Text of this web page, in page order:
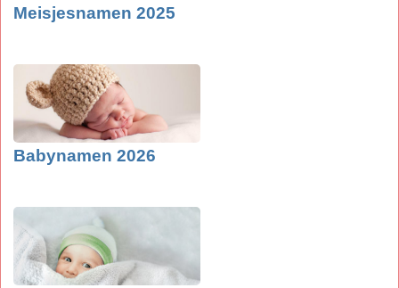
Meisjesnamen 2025
Babynamen 2026